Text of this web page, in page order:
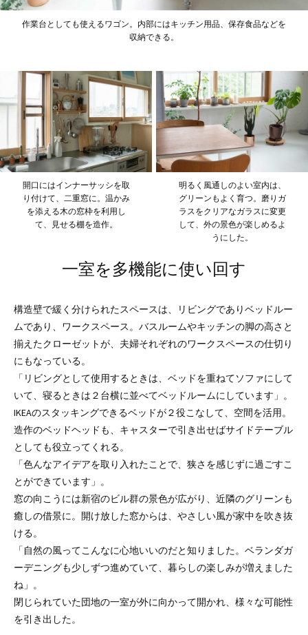
作業台としても使えるワゴン。内部にはキッチン用品、保存食品などを
収納できる。
開口にはインナーサッシを取
り付けて、二重窓に。温かみ
を添える木の窓枠を利用し
て、見せる棚を造作。
明るく風通しのよい室内は、
グリーンもよく育つ。磨りガ
ラスをクリアなガラスに変更
して、外の景色が楽しめるよ
うにした。
一室を多機能に使い回す
構造壁で緩く分けられたスペースは、リビングでありベッドルー
ムであり、ワークスペース。バスルームやキッチンの脚の高さと
揃えたクローゼットが、夫婦それぞれのワークスペースの仕切り
にもなっている。
「リビングとして使用するときは、ベッドを重ねてソファにして
いて、寝るときは２台横に並べてベッドルームにしています」。
IKEAのスタッキングできるベッドが２役こなして、空間を活用。
造作のベッドヘッドも、キャスターで引き出せばサイドテーブル
としても役立ってくれる。
「色んなアイデアを取り入れたことで、狭さを感じずに過ごすこ
とができています」。
窓の向こうには新宿のビル群の景色が広がり、近隣のグリーンも
癒しの借景に。開け放した窓からは、やさしい風が家中を吹き抜
ける。
「自然の風ってこんなに心地いいのだと知りました。ベランダガ
ーデニングも少しずつ進めていて、暮らしの楽しみが増えました
ね」。
閉じられていた団地の一室が外に向かって開かれ、様々な可能性
を引き出した。